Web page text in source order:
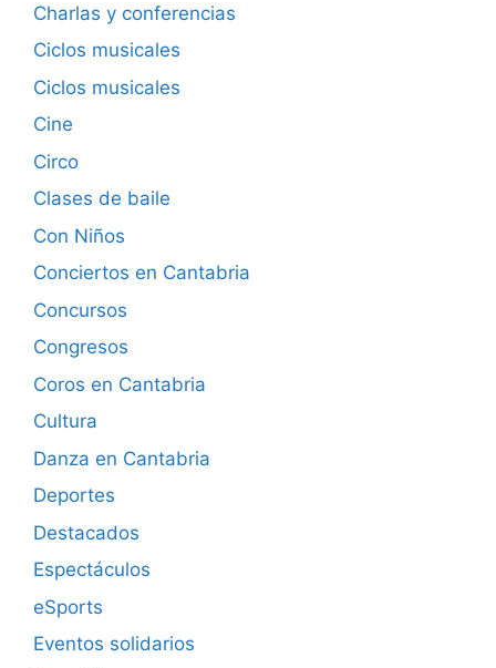
Charlas y conferencias
Ciclos musicales
Ciclos musicales
Cine
Circo
Clases de baile
Con Niños
Conciertos en Cantabria
Concursos
Congresos
Coros en Cantabria
Cultura
Danza en Cantabria
Deportes
Destacados
Espectáculos
eSports
Eventos solidarios